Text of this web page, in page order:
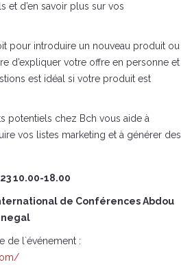
et d’en savoir plus sur vos
pour introduire un nouveau produit ou
d’expliquer votre offre en personne et
est idéal si votre produit est
potentiels chez Bch vous aide à
vos listes marketing et à générer des
10.00-18.00
de Conférences Abdou
de l`événement :